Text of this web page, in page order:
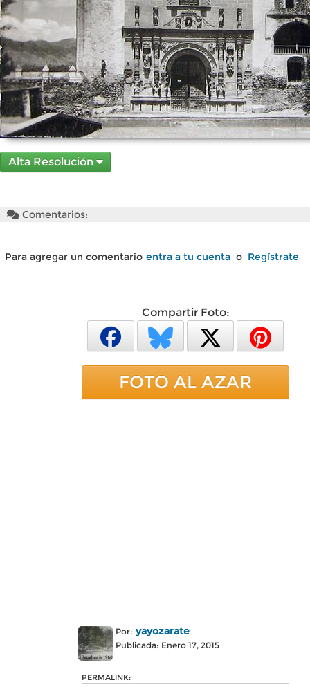
Alta Resolución
Comentarios:
Para agregar un comentario entra a tu cuenta o Regístrate
Compartir Foto:
FOTO AL AZAR
Por: yayozarate
Publicada: Enero 17, 2015
PERMALINK: